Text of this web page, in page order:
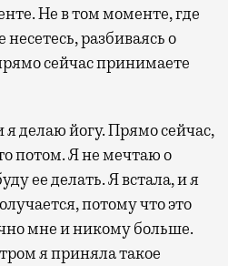
Не в том моменте, где
разбиваясь о
сейчас принимаете
делаю йогу. Прямо сейчас,
потом. Я не мечтаю о
ее делать. Я встала, и я
потому что это
мне и никому больше.
я приняла такое